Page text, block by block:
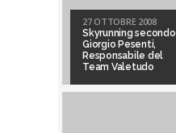
27 OTTOBRE 2008
Skyrunning secondo
Giorgio Pesenti,
Responsabile del
Team Valetudo